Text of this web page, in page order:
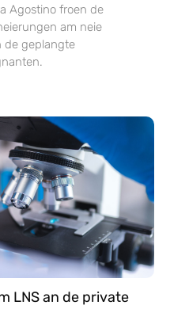
Agostino froen de
am neie
de geplangte
LNS an de private